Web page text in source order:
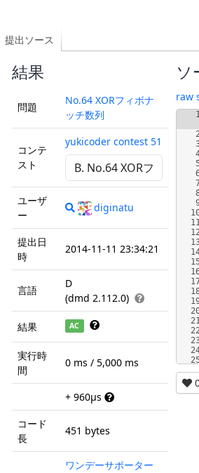
提出ソース
結果
問題
No.64 XORフィボナ
ッチ数列
コンテ
スト
yukicoder contest 51
ユーザ
ー
diginatu
提出日
時
2014-11-11 23:34:21
言語
D
(dmd 2.112.0)
結果 AC
実行時
間
0 ms / 5,000 ms
+ 960µs
コード
長
451 bytes
ワンデーサポーター
ソ
raw